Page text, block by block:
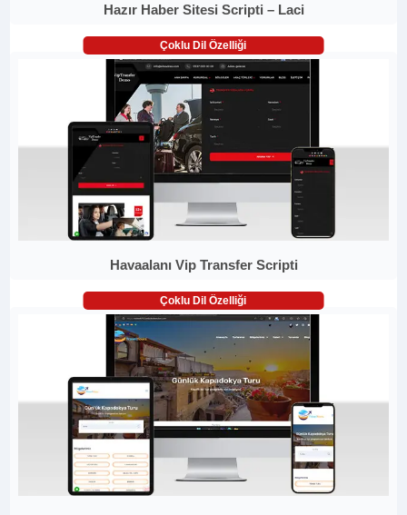
Hazır Haber Sitesi Scripti – Laci
Çoklu Dil Özelliği
Havaalanı Vip Transfer Scripti
Çoklu Dil Özelliği